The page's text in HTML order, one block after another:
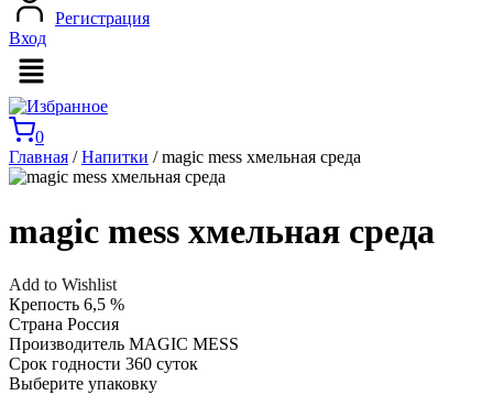
Вход
Регистрация
Меню
0
Главная /Напитки / magic mess хмельная среда
magic mess хмельная среда
Add to Wishlist
Крепость 6,5 %
Страна Россия
Производитель MAGIC MESS
Срок годности 360 суток
Выберите упаковку